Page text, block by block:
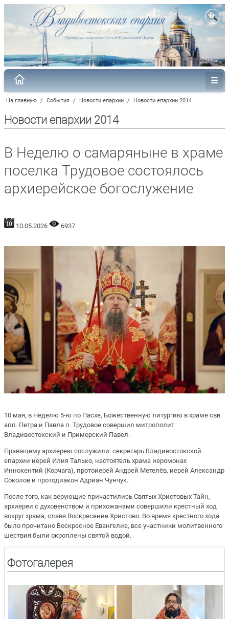
На главную / События / Новости епархии / Новости епархии 2014
Новости епархии 2014
В Неделю о самаряныне в храме
поселка Трудовое состоялось
архиерейское богослужение
10.05.2026 6937
10 мая, в Неделю 5-ю по Пасхе, Божественную литургию в храме свв.
апп. Петра и Павла п. Трудовое совершил митрополит
Владивостокский и Приморский Павел.
Правящему архиерею сослужили: секретарь Владивостокской
епархии иерей Илия Талько, настоятель храма иеромонах
Иннокентий (Корчага), протоиерей Андрей Метелёв, иерей Александр
Соколов и протодиакон Адриан Чунчук.
После того, как верующие причастились Святых Христовых Тайн,
архиереи с духовенством и прихожанами совершили крестный ход
вокруг храма, славя Воскресение Христово. Во время крестного хода
было прочитано Воскресное Евангелие, все участники молитвенного
шествия были окроплены святой водой.
Фотогалерея